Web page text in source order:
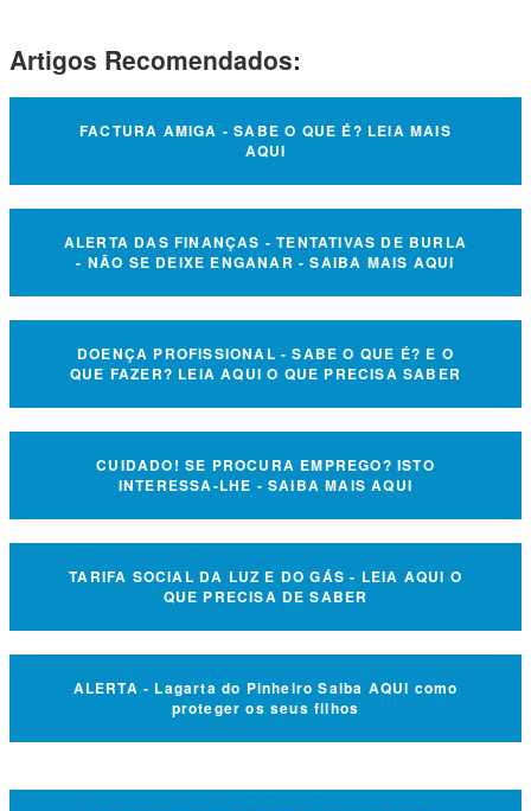
Artigos Recomendados:
FACTURA AMIGA - SABE O QUE É? LEIA MAIS
AQUI
ALERTA DAS FINANÇAS - TENTATIVAS DE BURLA
- NÃO SE DEIXE ENGANAR - SAIBA MAIS AQUI
DOENÇA PROFISSIONAL - SABE O QUE É? E O
QUE FAZER? LEIA AQUI O QUE PRECISA SABER
CUIDADO! SE PROCURA EMPREGO? ISTO
INTERESSA-LHE - SAIBA MAIS AQUI
TARIFA SOCIAL DA LUZ E DO GÁS - LEIA AQUI O
QUE PRECISA DE SABER
ALERTA - Lagarta do Pinheiro Saiba AQUI como
proteger os seus filhos